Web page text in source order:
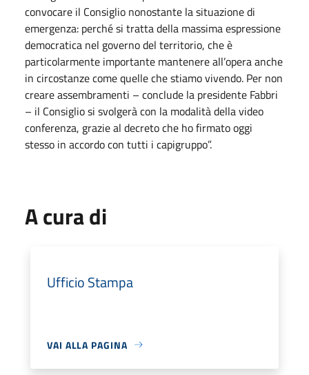
convocare il Consiglio nonostante la situazione di
emergenza: perché si tratta della massima espressione
democratica nel governo del territorio, che è
particolarmente importante mantenere all’opera anche
in circostanze come quelle che stiamo vivendo. Per non
creare assembramenti – conclude la presidente Fabbri
– il Consiglio si svolgerà con la modalità della video
conferenza, grazie al decreto che ho firmato oggi
stesso in accordo con tutti i capigruppo”.
A cura di
Ufficio Stampa
VAI ALLA PAGINA